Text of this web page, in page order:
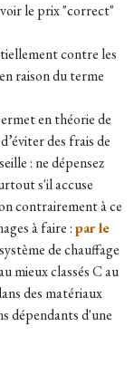
le prix "correct"
contre les
raison du terme
en théorie de
des frais de
: ne dépensez
s'il accuse
contrairement à ce
à faire :par le
de chauffage
mieux classés C au
des matériaux
dépendants d'une